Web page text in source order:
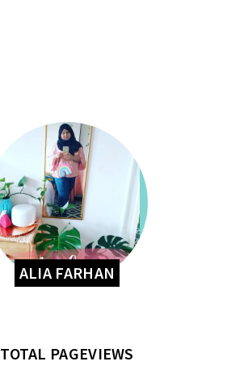
ALIA FARHAN
TOTAL PAGEVIEWS